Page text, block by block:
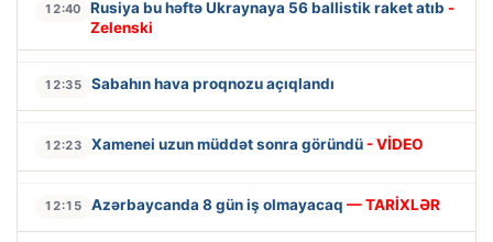
12:40 Rusiya bu həftə Ukraynaya 56 ballistik raket atıb -
Zelenski
12:35 Sabahın hava proqnozu açıqlandı
12:23 Xamenei uzun müddət sonra göründü - VİDEO
12:15 Azərbaycanda 8 gün iş olmayacaq — TARİXLƏR